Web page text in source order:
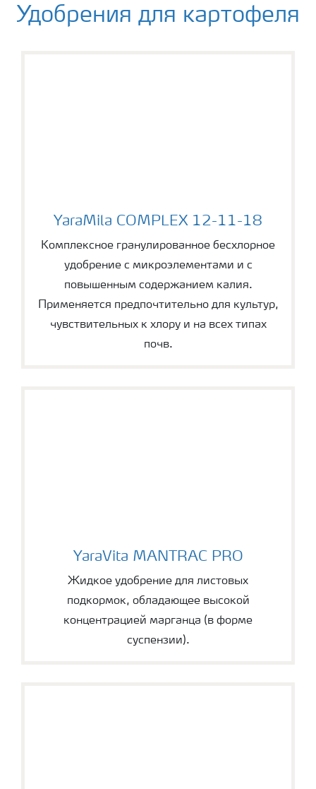
Удобрения для картофеля
YaraMila COMPLEX 12-11-18
Комплексное гранулированное бесхлорное
удобрение с микроэлементами и с
повышенным содержанием калия.
Применяется предпочтительно для культур,
чувствительных к хлору и на всех типах
почв.
YaraVita MANTRAC PRO
Жидкое удобрение для листовых
подкормок, обладающее высокой
концентрацией марганца (в форме
суспензии).